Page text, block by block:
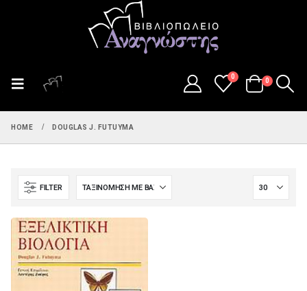
0
0
HOME DOUGLAS J. FUTUYMA
FILTER